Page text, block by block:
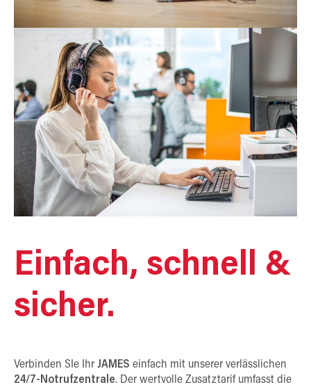
Einfach, schnell &
sicher.
Verbinden SIe Ihr JAMES einfach mit unserer verlässlichen
24/7-Notrufzentrale. Der wertvolle Zusatztarif umfasst die